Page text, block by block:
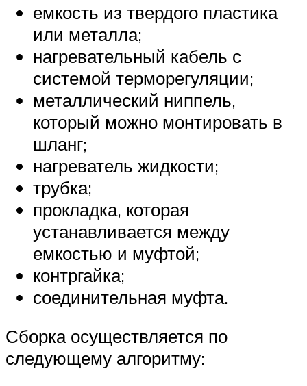
емкость из твердого пластика
или металла;
нагревательный кабель с
системой терморегуляции;
металлический ниппель,
который можно монтировать в
шланг;
нагреватель жидкости;
трубка;
прокладка, которая
устанавливается между
емкостью и муфтой;
контргайка;
соединительная муфта.
Сборка осуществляется по
следующему алгоритму: